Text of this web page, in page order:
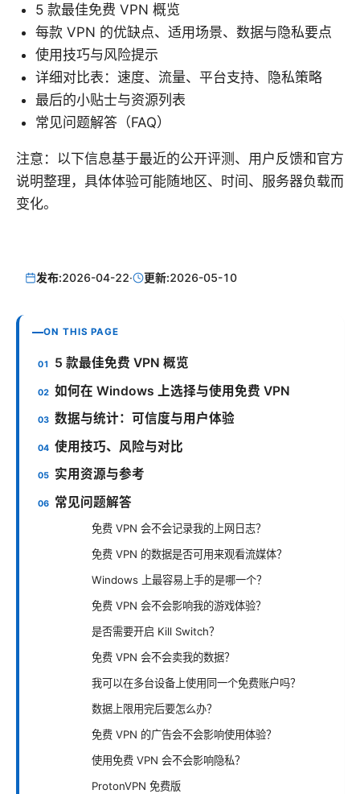
5 款最佳免费 VPN 概览
每款 VPN 的优缺点、适用场景、数据与隐私要点
使用技巧与风险提示
详细对比表：速度、流量、平台支持、隐私策略
最后的小贴士与资源列表
常见问题解答（FAQ）
注意：以下信息基于最近的公开评测、用户反馈和官方
说明整理，具体体验可能随地区、时间、服务器负载而
变化。
发布:2026-04-22· 更新:2026-05-10
ON THIS PAGE
5 款最佳免费 VPN 概览
如何在 Windows 上选择与使用免费 VPN
数据与统计：可信度与用户体验
使用技巧、风险与对比
实用资源与参考
常见问题解答
免费 VPN 会不会记录我的上网日志？
免费 VPN 的数据是否可用来观看流媒体？
Windows 上最容易上手的是哪一个？
免费 VPN 会不会影响我的游戏体验？
是否需要开启 Kill Switch？
免费 VPN 会不会卖我的数据？
我可以在多台设备上使用同一个免费账户吗？
数据上限用完后要怎么办？
免费 VPN 的广告会不会影响使用体验？
使用免费 VPN 会不会影响隐私？
ProtonVPN 免费版